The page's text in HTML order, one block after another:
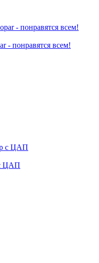
- понравятся всем!
ЦАП